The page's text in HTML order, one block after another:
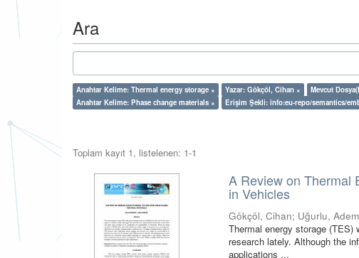
Ara
Anahtar Kelime: Thermal energy storage × Yazar: Gökçöl, Cihan × Mevcut
Anahtar Kelime: Phase change materials ×
Erişim Şekli: info:eu-repo/semantics/
Toplam kayıt 1, listelenen: 1-1
A Review on Thermal
in Vehicles
Gökçöl, Cihan; Uğurlu, Adem
Thermal energy storage
research lately. Although the
applications ...